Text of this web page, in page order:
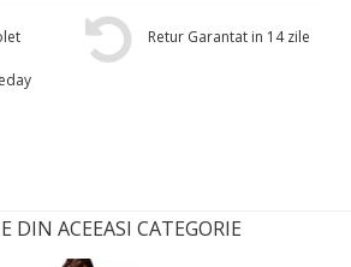
Retur Garantat in 14 zile
DIN ACEEASI CATEGORIE